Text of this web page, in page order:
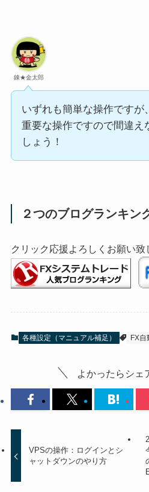
錬★金太郎
いずれも簡単な操作ですが
重要な操作ですので間違え
しょう！
２つのブログランキン
クリック応援よろしくお願い致
各種設定（マニュアル補足） FX自
よかったらシェ
VPSの操作：ログインとシ
ャットダウンのやり方